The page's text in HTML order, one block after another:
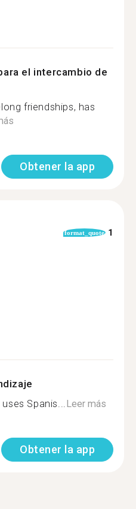
el intercambio de
friendships, has
Obtener la app
format_quote 1
Spanis...Leer más
Obtener la app